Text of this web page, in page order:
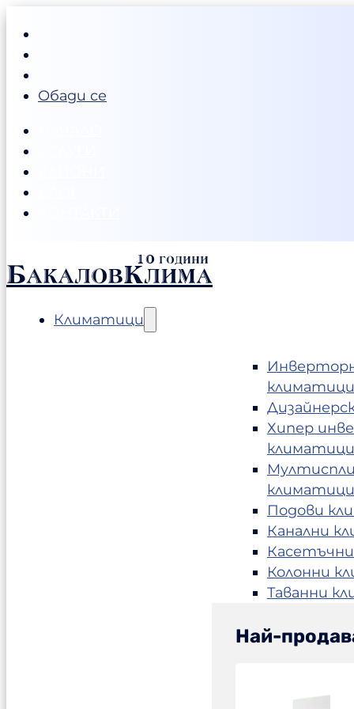
Обади се
БакаловКлима
Климатици
климатици
Хипер
климатици
климатици
Подови
Канални
Колонни
Таванни
Най-